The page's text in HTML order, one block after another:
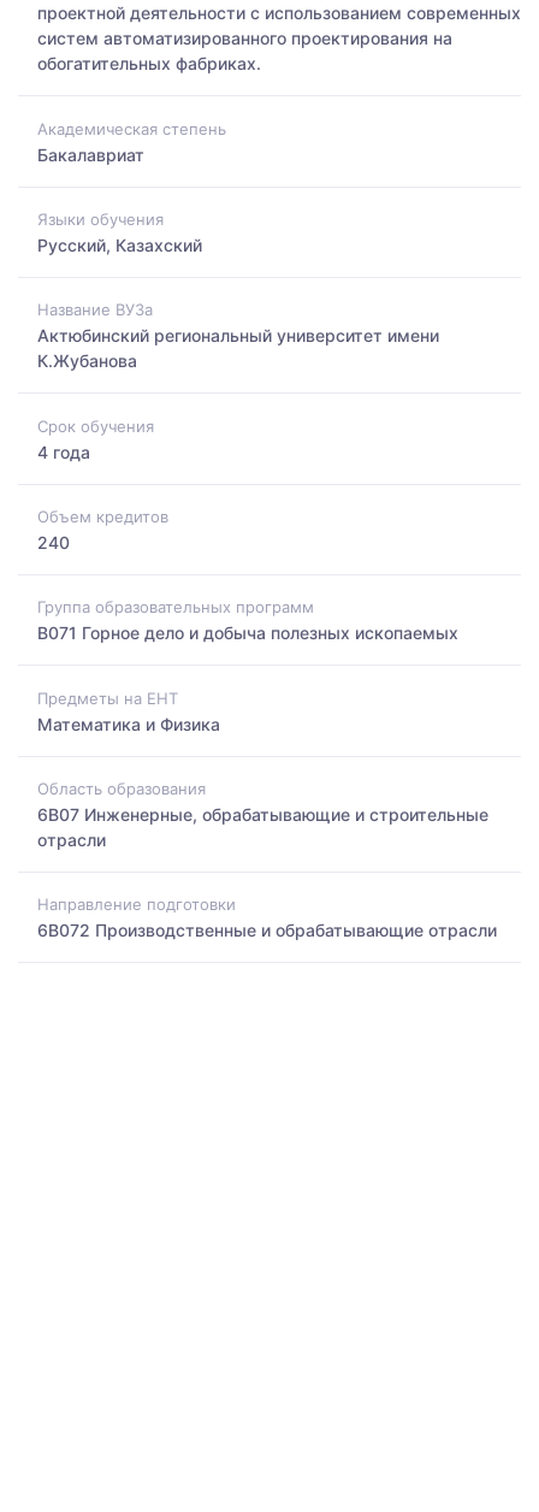
проектной деятельности с использованием современных
систем автоматизированного проектирования на
обогатительных фабриках.
Академическая степень
Бакалавриат
Языки обучения
Русский, Казахский
Название ВУЗа
Актюбинский региональный университет имени
К.Жубанова
Срок обучения
4 года
Объем кредитов
240
Группа образовательных программ
B071 Горное дело и добыча полезных ископаемых
Предметы на ЕНТ
Математика и Физика
Область образования
6B07 Инженерные, обрабатывающие и строительные
отрасли
Направление подготовки
6B072 Производственные и обрабатывающие отрасли